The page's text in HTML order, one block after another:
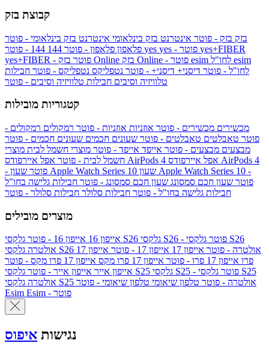
קבוצת בזק
בזק בזק - פוטר אינטרנט בזק בינלאומי אינטרנט בזק בינלאומי - פוטר
פלאפון פלאפון - פוטר 144 yes
yes+FIBER
yes+FIBER - פוטר בזק Online
esim
לחו"ל - פוטר דיסני+ דיסני+ - פוטר נטפליקס נטפליקס - פוטר חבילות
טלוויזיה וסיבים חבילות טלוויזיה וסיבים - פוטר
קטגוריות מובילות
מכשירים מכשירים - פוטר אוזניות אוזניות - פוטר רמקולים רמקולים -
פוטר טאבלטים טאבלטים - פוטר שעונים חכמים שעונים חכמים - פוטר
מבצעים מבצעים - פוטר אייפד אייפד - פוטר מוצרי חשמל לבית מוצרי
חשמל לבית - פוטר אפל איירפודס AirPods 4 אפל איירפודס AirPods 4
- פוטר שעון Apple Watch Series 10 שעון Apple Watch Series 10 -
פוטר שעון חכם סמסונג שעון חכם סמסונג - פוטר חבילות גלישה בחו"ל
חבילות גלישה בחו"ל - פוטר חבילות סלולר חבילות סלולר - פוטר
מוצרים מובילים
אייפון 16 אייפון 16 - פוטר גלקסי S26 גלקסי S26 - פוטר גלקסי S26
אולטרה
גלקסי S26 אולטרה - פוטר אייפון 17 אייפון 17 - פוטר
אייפון 17
פרו אייפון 17 פרו - פוטר אייפון 17 פרו מקס
אייפון 17 פרו מקס - פוטר
אייפון אייר אייפון אייר - פוטר גלקסי S25 גלקסי S25 - פוטר גלקסי S25
אולטרה
גלקסי S25 אולטרה - פוטר טלפון שיאומי טלפון שיאומי - פוטר
Esim
Esim - פוטר
נגישות איפוס